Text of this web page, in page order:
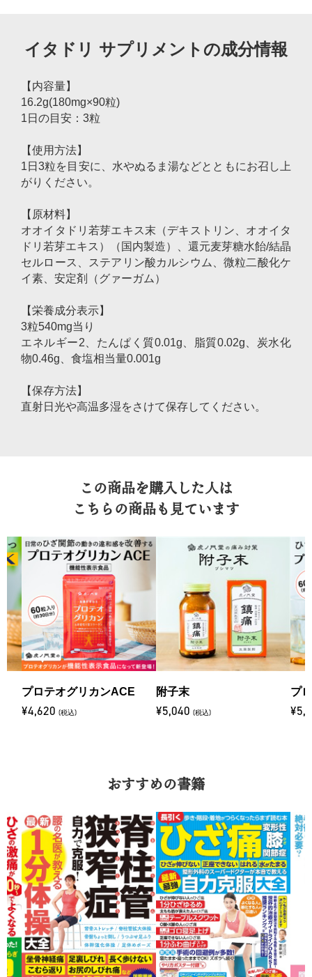
イタドリ サプリメントの成分情報
【内容量】
16.2g(180mg×90粒)
1日の目安：3粒
【使用方法】
1日3粒を目安に、水やぬるま湯などとともにお召し上
がりください。
【原材料】
オオイタドリ若芽エキス末（デキストリン、オオイタ
ドリ若芽エキス）（国内製造）、還元麦芽糖水飴/結晶
セルロース、ステアリン酸カルシウム、微粒二酸化ケ
イ素、安定剤（グァーガム）
【栄養成分表示】
3粒540mg当り
エネルギー2、たんぱく質0.01g、脂質0.02g、炭水化
物0.46g、食塩相当量0.001g
【保存方法】
直射日光や高温多湿をさけて保存してください。
この商品を購入した人は
こちらの商品も見ています
プロテオグリカンACE
¥4,620(税込)
附子末
¥5,040(税込)
プ
おすすめの書籍